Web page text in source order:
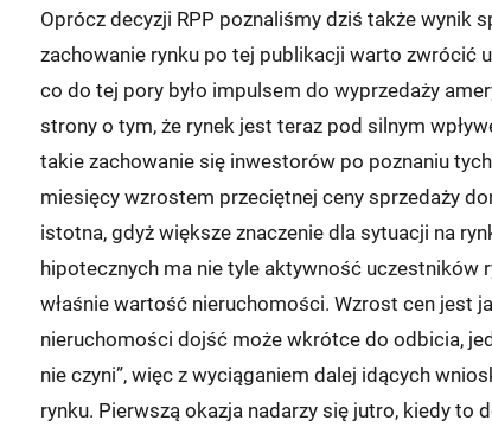
Oprócz decyzji RPP poznaliśmy dziś także wynik
zachowanie rynku po tej publikacji warto zwrócić
co do tej pory było impulsem do wyprzedaży
strony o tym, że rynek jest teraz pod silnym
takie zachowanie się inwestorów po poznaniu
miesięcy wzrostem przeciętnej ceny sprzedaży
istotna, gdyż większe znaczenie dla sytuacji na
hipotecznych ma nie tyle aktywność uczestników
właśnie wartość nieruchomości. Wzrost cen jest
nieruchomości dojść może wkrótce do odbicia,
nie czyni”, więc z wyciąganiem dalej idących
rynku. Pierwszą okazja nadarzy się jutro, kiedy to